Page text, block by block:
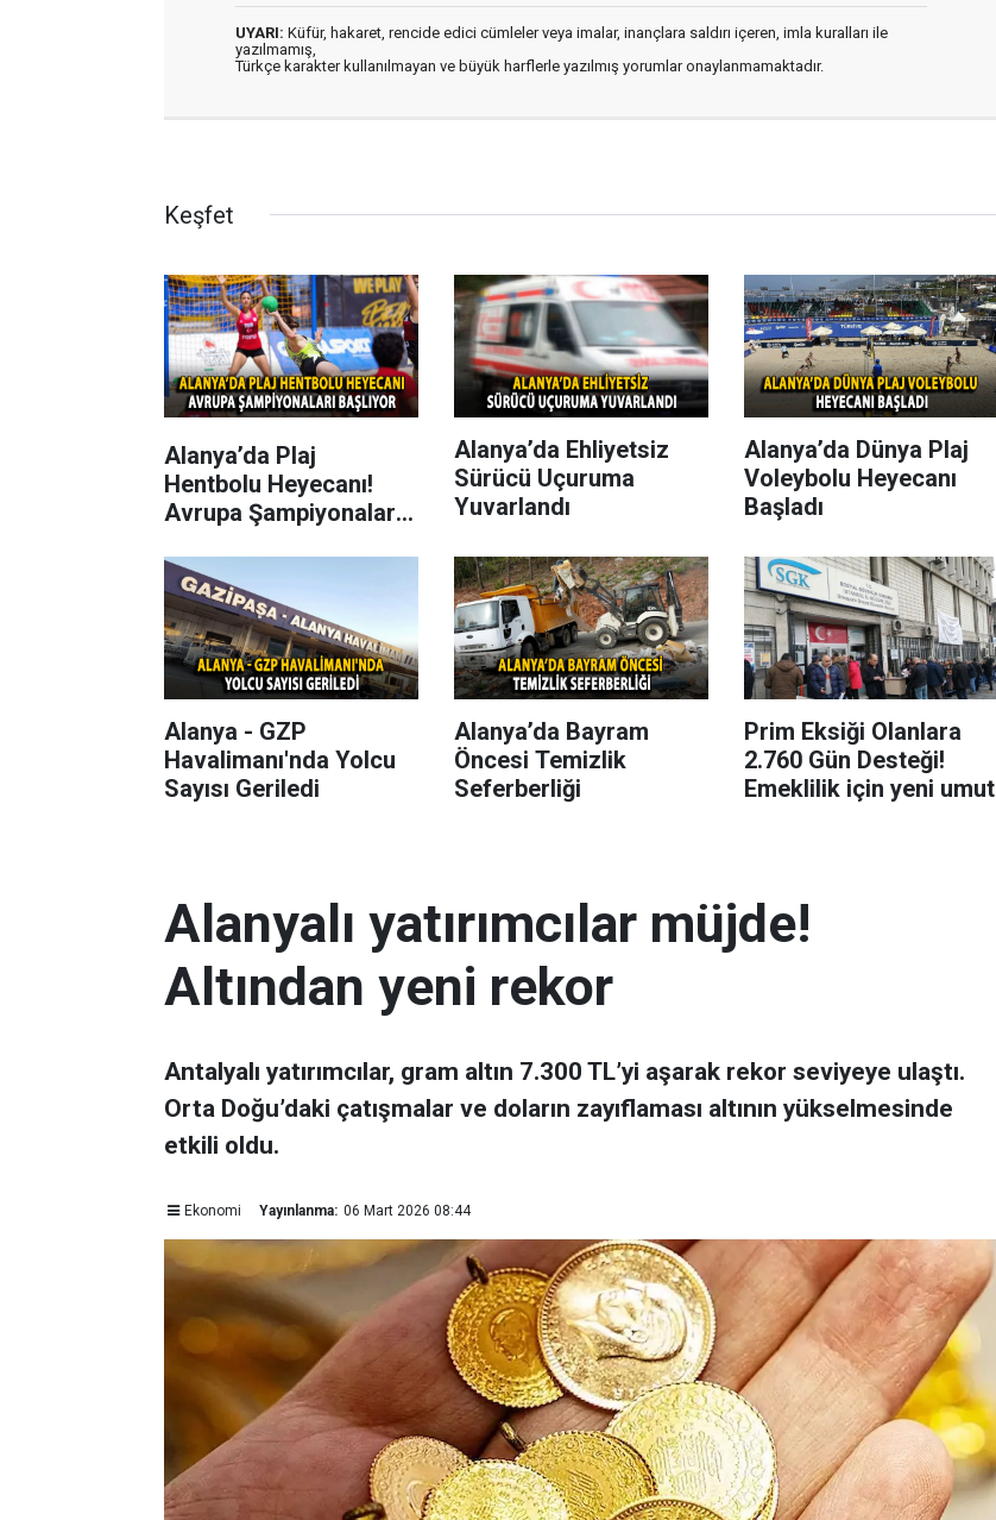
UYARI: Küfür, hakaret, rencide edici cümleler veya imalar, inançlara saldırı içeren, imla kuralları ile
yazılmamış,
Türkçe karakter kullanılmayan ve büyük harflerle yazılmış yorumlar onaylanmamaktadır.
Keşfet
Alanya’da Plaj
Hentbolu Heyecanı!
Avrupa Şampiyonaları
Alanya’da Ehliyetsiz
Sürücü Uçuruma
Yuvarlandı
Alanya’da Dünya Plaj
Voleybolu Heyecanı
Başladı
Alanya - GZP
Havalimanı'nda Yolcu
Sayısı Geriledi
Alanya’da Bayram
Öncesi Temizlik
Seferberliği
Prim Eksiği Olanlara
2.760 Gün Desteği!
Emeklilik için yeni umut
Alanyalı yatırımcılar müjde!
Altından yeni rekor
Antalyalı yatırımcılar, gram altın 7.300 TL’yi aşarak rekor seviyeye ulaştı.
Orta Doğu’daki çatışmalar ve doların zayıflaması altının yükselmesinde
etkili oldu.
Ekonomi Yayınlanma: 06 Mart 2026 08:44